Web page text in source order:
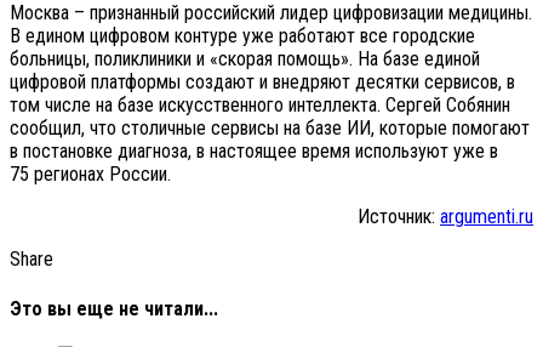
Москва – признанный российский лидер цифровизации медицины.
В едином цифровом контуре уже работают все городские
больницы, поликлиники и «скорая помощь». На базе единой
цифровой платформы создают и внедряют десятки сервисов, в
том числе на базе искусственного интеллекта. Сергей Собянин
сообщил, что столичные сервисы на базе ИИ, которые помогают
в постановке диагноза, в настоящее время используют уже в
75 регионах России.
Источник: argumenti.ru
Share
Это вы еще не читали...